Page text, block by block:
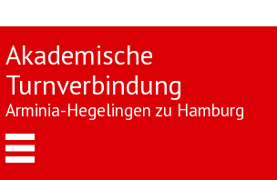
Akademische
Turnverbindung
Arminia-Hegelingen zu Hamburg